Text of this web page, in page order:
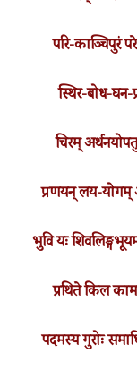
परि-काञ्चिपुरं
स्थिर-बोध-घन-
चिरम्
प्रणयन् लय-योगम्
भुवि यः
प्रथिते किल
पदमस्य गुरोः